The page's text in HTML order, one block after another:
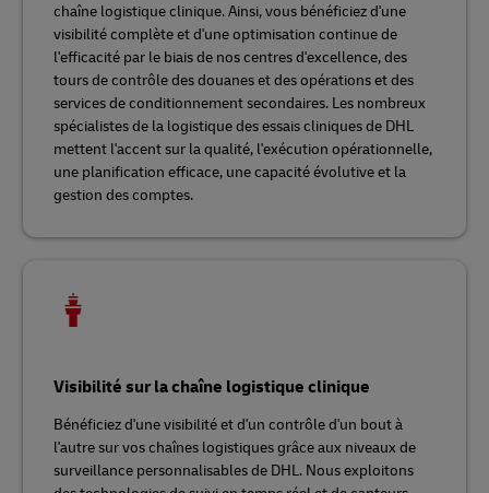
chaîne logistique clinique. Ainsi, vous bénéficiez d'une
visibilité complète et d'une optimisation continue de
l'efficacité par le biais de nos centres d'excellence, des
tours de contrôle des douanes et des opérations et des
services de conditionnement secondaires. Les nombreux
spécialistes de la logistique des essais cliniques de DHL
mettent l'accent sur la qualité, l'exécution opérationnelle,
une planification efficace, une capacité évolutive et la
gestion des comptes.
Visibilité sur la chaîne logistique clinique
Bénéficiez d'une visibilité et d'un contrôle d'un bout à
l'autre sur vos chaînes logistiques grâce aux niveaux de
surveillance personnalisables de DHL. Nous exploitons